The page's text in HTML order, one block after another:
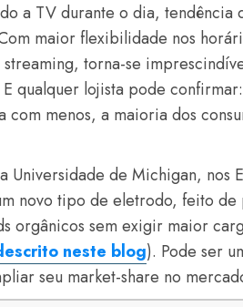
a TV durante o dia, tendência
maior flexibilidade nos
torna-se
qualquer lojista pode
com menos, a maioria dos
Universidade de Michigan, nos
novo tipo de eletrodo, feito
orgânicos sem exigir maior
neste blog). Pode ser
seu market-share no